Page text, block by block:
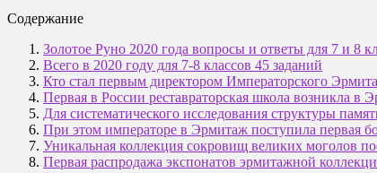
Содержание
Золотое Руно 2020 года вопросы и ответы для 7 и 8
Всего в 2020 году для 7-8 классов 45 заданий
Кто стал первым директором Императорского
Первая в России реставраторская школа возникла в
Для систематического исследования структуры
При этом императоре в Эрмитаж поступила первая
Уникальная коллекция сокровищ великих моголов
Первая распродажа экспонатов эрмитажной